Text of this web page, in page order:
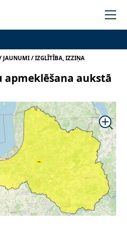
JAUNUMI/ IZGLĪTĪBA, IZZIŅA
apmeklēšana aukstā